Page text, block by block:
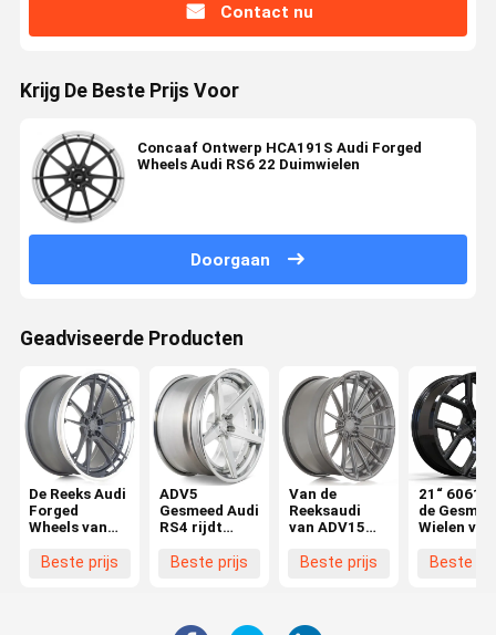
Contact nu
Krijg De Beste Prijs Voor
Concaaf Ontwerp HCA191S Audi Forged
Wheels Audi RS6 22 Duimwielen
Doorgaan
Geadviseerde Producten
De Reeks Audi
Forged
Wheels van
CsBeste prijs
ADV5
Gesmeed Audi
RS4 rijdt
Ontwerp
Beste prijs
Van de
Reeksaudi
van ADV15
Gesmede
Beste prijs
21“ 6061-
de
Wielen van
voor Audi
Beste